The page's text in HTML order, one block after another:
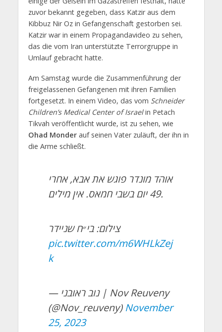
zuvor bekannt gegeben, dass Katzir aus dem
Kibbuz Nir Oz in Gefangenschaft gestorben sei.
Katzir war in einem Propagandavideo zu sehen,
das die vom Iran unterstützte Terrorgruppe in
Umlauf gebracht hatte.
Am Samstag wurde die Zusammenführung der
freigelassenen Gefangenen mit ihren Familien
fortgesetzt. In einem Video, das vom Schneider
Children’s Medical Center of Israelin Petach
Tikvah veröffentlicht wurde, ist zu sehen, wie
Ohad Monderauf seinen Vater zuläuft, der ihn in
die Arme schließt.
אוהד מונדר פוגש את אבא, אחרי
49 יום בשבי חמאס. אין מילים.
צילום: בי״ח שניידר
pic.twitter.com/m6WHLkZej
k
— נוב ראובני | Nov Reuveny
(@Nov_reuveny) November
25, 2023